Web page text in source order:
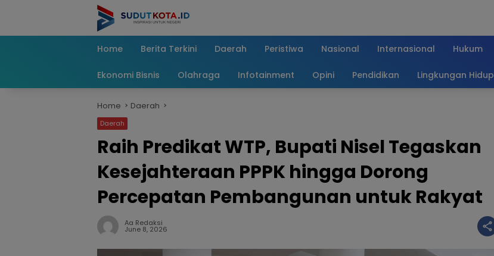
Home
Berita Terkini Daerah Peristiwa Nasional Internasional Hukum
Ekonomi Bisnis Olahraga Infotainment Opini Pendidikan Lingkungan Hidup
Home Daerah
Daerah
Raih Predikat WTP, Bupati Nisel Tegaskan
Kesejahteraan PPPK hingga Dorong
Percepatan Pembangunan untuk Rakyat
Aa Redaksi
June 8, 2026